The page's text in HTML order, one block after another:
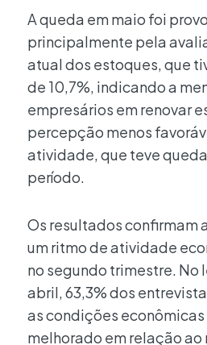
A queda em maio foi
principalmente pela
atual dos estoques, que
de 10,7%, indicando a
empresários em renovar
percepção menos
atividade, que teve queda
período.
Os resultados confirmam
um ritmo de atividade
no segundo trimestre. No
abril, 63,3% dos
as condições econômicas
melhorado em relação ao